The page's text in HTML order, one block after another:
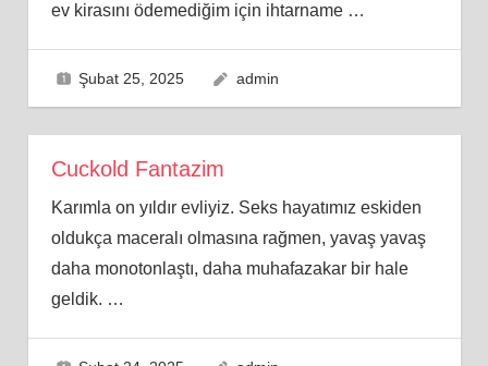
ev kirasını ödemediğim için ihtarname …
Şubat 25, 2025 admin
Cuckold Fantazim
Karımla on yıldır evliyiz. Seks hayatımız eskiden
oldukça maceralı olmasına rağmen, yavaş yavaş
daha monotonlaştı, daha muhafazakar bir hale
geldik. …